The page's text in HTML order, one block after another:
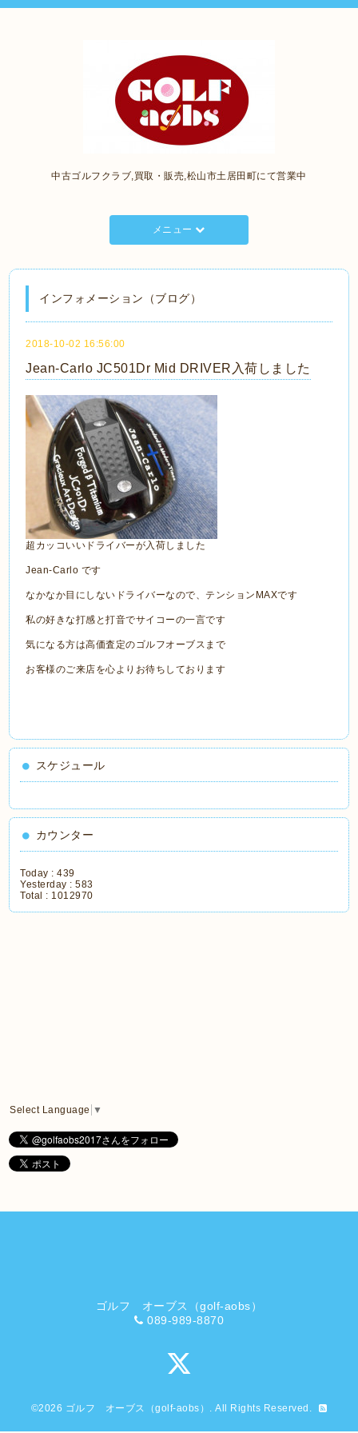
中古ゴルフクラブ,買取・販売,松山市土居田町にて営業中
メニュー
インフォメーション（ブログ）
2018-10-02 16:56:00
Jean-Carlo JC501Dr Mid DRIVER入荷しました
超カッコいいドライバーが入荷しました
Jean-Carlo です
なかなか目にしないドライバーなので、テンションMAXです
私の好きな打感と打音でサイコーの一言です
気になる方は高価査定のゴルフオーブスまで
お客様のご来店を心よりお待ちしております
スケジュール
カウンター
Today :439
Yesterday :583
Total : 1012970
Select Language ▼
ゴルフ オーブス（golf-aobs）
089-989-8870
©2026 ゴルフ オーブス（golf-aobs） . All Rights Reserved.